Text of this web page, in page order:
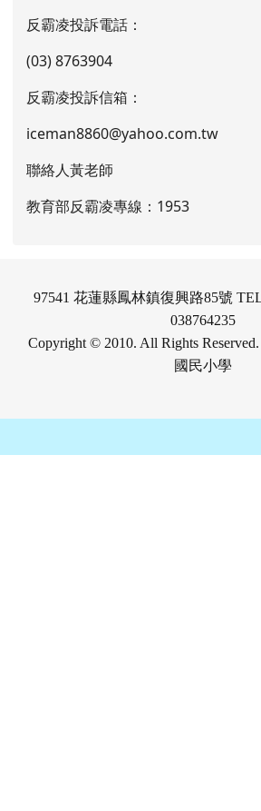
反霸凌投訴電話：
(03) 8763904
反霸凌投訴信箱：
iceman8860@yahoo.com.tw
聯絡人黃老師
教育部反霸凌專線：1953
97541 花蓮縣鳳林鎮復興路85號
038764235
Copyright © 2010. All Rights
國民小學